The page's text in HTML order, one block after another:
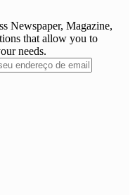
Newspaper, Magazine,
that allow you to
needs.